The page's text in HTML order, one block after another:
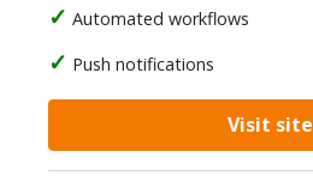
Automated workflows
Push notifications
Visit site